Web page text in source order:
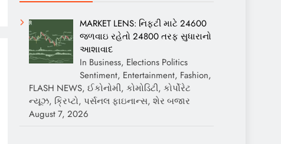
MARKET LENS: નિફ્ટી માટે 24600
જળવાઇ રહેતો 24800 તરફ સુધારાનો
આશાવાદ
In Business, Elections Politics
Sentiment, Entertainment, Fashion,
FLASH NEWS, ઈકોનોમી, કોમોડિટી, કોર્પોરેટ
ન્યૂઝ, ક્રિપ્ટો, પર્સનલ ફાઇનાન્સ, શેર બજાર
August 7, 2026